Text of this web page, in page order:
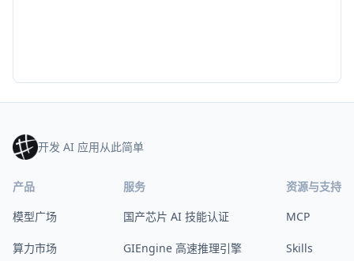
开发 AI 应用从此简单
产品
模型广场
算力市场
服务
国产芯片 AI 技能认证
GIEngine 高速推理引擎
资源与支持
MCP
Skills